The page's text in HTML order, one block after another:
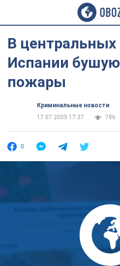
В центральных
Испании
пожары
Криминальные новости
17.07.2005 17:37
786
0